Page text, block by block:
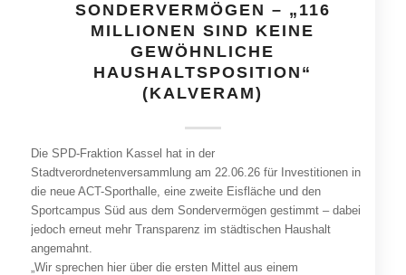
SONDERVERMÖGEN – „116
MILLIONEN SIND KEINE
GEWÖHNLICHE
HAUSHALTSPOSITION“
(KALVERAM)
Die SPD-Fraktion Kassel hat in der
Stadtverordnetenversammlung am 22.06.26 für Investitionen in
die neue ACT-Sporthalle, eine zweite Eisfläche und den
Sportcampus Süd aus dem Sondervermögen gestimmt – dabei
jedoch erneut mehr Transparenz im städtischen Haushalt
angemahnt.
„Wir sprechen hier über die ersten Mittel aus einem